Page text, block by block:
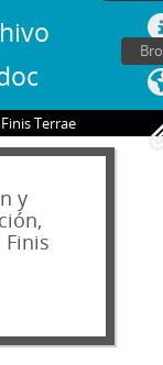
Terrae
y
Testimoniales
con la Historia
realizadas por
Entrevista a Lucía Hiriart
Entrevista a Jorge
Entrevista a Roberto
Entrevista a Augusto